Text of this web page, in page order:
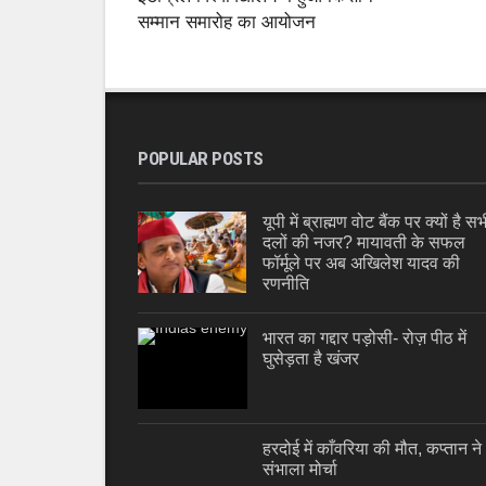
सम्मान समारोह का आयोजन
POPULAR POSTS
यूपी में ब्राह्मण वोट बैंक पर क्यों है
दलों की नजर? मायावती के सफल
फॉर्मूले पर अब अखिलेश यादव की
रणनीति
भारत का गद्दार पड़ोसी- रोज़ पीठ में
घुसेड़ता है खंजर
हरदोई में काँवरिया की मौत, कप्तान ने
संभाला मोर्चा